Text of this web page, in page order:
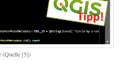
(Quelle [5])